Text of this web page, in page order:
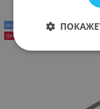
НОВ ПРОДУКТ
ПРОМО -30%